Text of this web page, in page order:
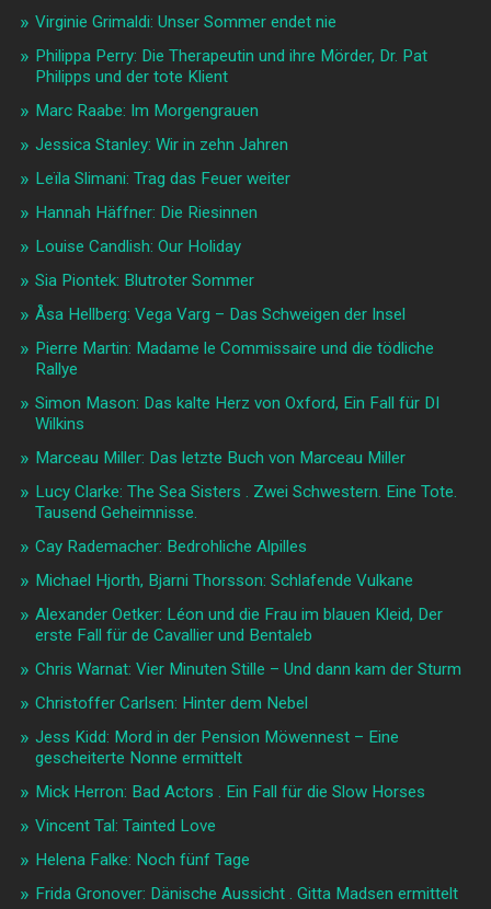
Virginie Grimaldi: Unser Sommer endet nie
Philippa Perry: Die Therapeutin und ihre Mörder, Dr. Pat
Philipps und der tote Klient
Marc Raabe: Im Morgengrauen
Jessica Stanley: Wir in zehn Jahren
Leïla Slimani: Trag das Feuer weiter
Hannah Häffner: Die Riesinnen
Louise Candlish: Our Holiday
Sia Piontek: Blutroter Sommer
Åsa Hellberg: Vega Varg – Das Schweigen der Insel
Pierre Martin: Madame le Commissaire und die tödliche
Rallye
Simon Mason: Das kalte Herz von Oxford, Ein Fall für DI
Wilkins
Marceau Miller: Das letzte Buch von Marceau Miller
Lucy Clarke: The Sea Sisters . Zwei Schwestern. Eine Tote.
Tausend Geheimnisse.
Cay Rademacher: Bedrohliche Alpilles
Michael Hjorth, Bjarni Thorsson: Schlafende Vulkane
Alexander Oetker: Léon und die Frau im blauen Kleid, Der
erste Fall für de Cavallier und Bentaleb
Chris Warnat: Vier Minuten Stille – Und dann kam der Sturm
Christoffer Carlsen: Hinter dem Nebel
Jess Kidd: Mord in der Pension Möwennest – Eine
gescheiterte Nonne ermittelt
Mick Herron: Bad Actors . Ein Fall für die Slow Horses
Vincent Tal: Tainted Love
Helena Falke: Noch fünf Tage
Frida Gronover: Dänische Aussicht . Gitta Madsen ermittelt